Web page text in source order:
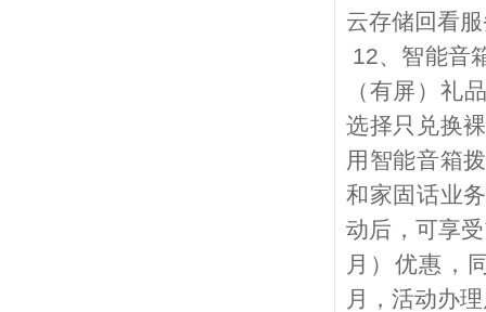
云存储回看
12、智能音
（有屏）礼
选择只兑换
用智能音箱
和家固话业
动后，可享
月）优惠，
月，活动办